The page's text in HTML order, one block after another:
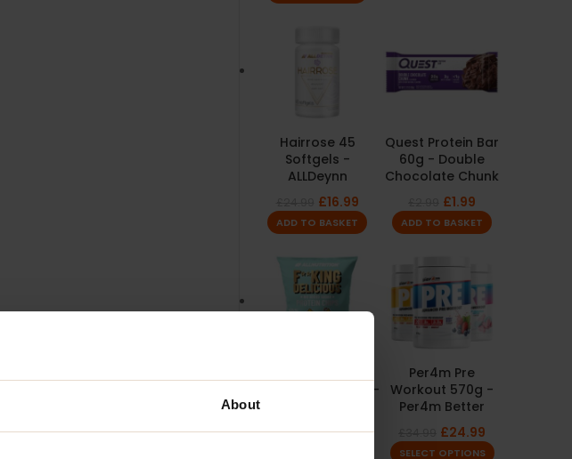
About
Hairrose 45
Softgels -
ALLDeynn
£16.99
ADD TO BASKET
Quest Protein Bar
60g - Double
Chocolate Chunk
£1.99
ADD TO BASKET
Protein Chips 60g -
£1.99 £1.00
Per4m Pre
Workout 570g -
Per4m Better
£24.99
SELECT OPTIONS